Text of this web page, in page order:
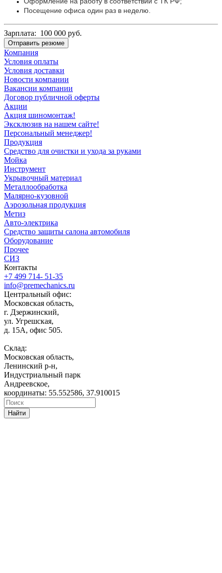
Посещение офиса один раз в неделю.
Зарплата: 100 000 руб.
Отправить резюме
Компания
Условия оплаты
Условия доставки
Новости компании
Вакансии компании
Договор публичной оферты
Акции
Акция шиномонтаж!
Эксклюзив на нашем сайте!
Персональный менеджер!
Продукция
Средство для очистки и ухода за руками
Мойка
Инструмент
Укрывочный материал
Металлообработка
Малярно-кузовной
Аэрозольная продукция
Метиз
Авто-электрика
Средство защиты салона автомобиля
Оборудование
Прочее
СИЗ
Контакты
+7 499 714- 51-35
info@premechanics.ru
Центральный офис:
Московская область,
г. Дзержинский,
ул. Угрешская,
д. 15А, офис 505.
Склад:
Московская область,
Ленинский р-н,
Индустриальный парк
Андреевское,
координаты: 55.552586, 37.910015
Найти